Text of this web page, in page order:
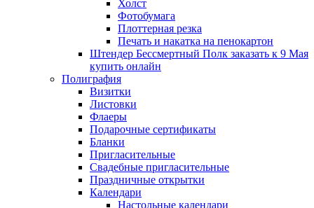
Холст
Фотобумага
Плоттерная резка
Печать и накатка на пенокартон
Штендер Бессмертный Полк заказать к 9 Мая
купить онлайн
Полиграфия
Визитки
Листовки
Флаеры
Подарочные сертификаты
Бланки
Пригласительные
Свадебные пригласительные
Праздничные открытки
Календари
Настольные календари